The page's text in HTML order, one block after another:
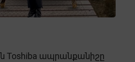
Toshiba ապրանքանիշը